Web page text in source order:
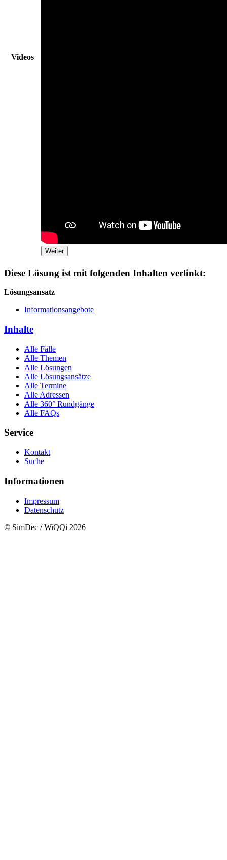
Videos
Weiter
Diese Lösung ist mit folgenden Inhalten verlinkt:
Lösungsansatz
Informationsangebote
Inhalte
Alle Fälle
Alle Themen
Alle Lösungen
Alle Lösungsansätze
Alle Termine
Alle Adressen
Alle 360° Rundgänge
Alle FAQs
Service
Kontakt
Suche
Informationen
Impressum
Datenschutz
© SimDec / WiQQi 2026